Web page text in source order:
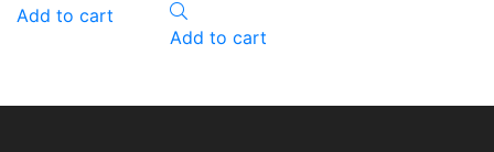
Add to cart
Add to cart